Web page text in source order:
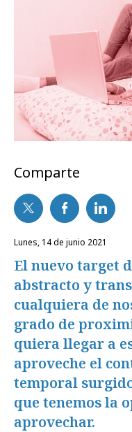
Comparte
lunes, 14 de junio 2021
El nuevo target
abstracto y
cualquiera de
grado de
quiera llegar a
aproveche el
temporal
que tenemos la
aprovechar.